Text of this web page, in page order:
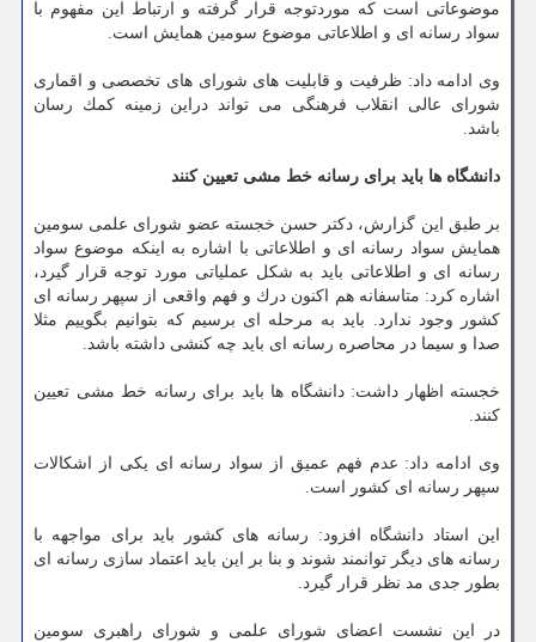
موضوعاتی است كه موردتوجه قرار گرفته و ارتباط این مفهوم با
سواد رسانه ای و اطلاعاتی موضوع سومین همایش است.
وی ادامه داد: ظرفیت و قابلیت های شورای های تخصصی و اقماری
شورای عالی انقلاب فرهنگی می تواند دراین زمینه كمك رسان
باشد.
دانشگاه ها باید برای رسانه خط مشی تعیین كنند
بر طبق این گزارش، دكتر حسن خجسته عضو شورای علمی سومین
همایش سواد رسانه ای و اطلاعاتی با اشاره به اینكه موضوع سواد
رسانه ای و اطلاعاتی باید به شكل عملیاتی مورد توجه قرار گیرد،
اشاره كرد: متاسفانه هم اكنون درك و فهم واقعی از سپهر رسانه ای
كشور وجود ندارد. باید به مرحله ای برسیم كه بتوانیم بگوییم مثلا
صدا و سیما در محاصره رسانه ای باید چه كنشی داشته باشد.
خجسته اظهار داشت: دانشگاه ها باید برای رسانه خط مشی تعیین
كنند.
وی ادامه داد: عدم فهم عمیق از سواد رسانه ای یكی از اشكالات
سپهر رسانه ای كشور است.
این استاد دانشگاه افزود: رسانه های كشور باید برای مواجهه با
رسانه های دیگر توانمند شوند و بنا بر این باید اعتماد سازی رسانه ای
بطور جدی مد نظر قرار گیرد.
در این نشست اعضای شورای علمی و شورای راهبری سومین